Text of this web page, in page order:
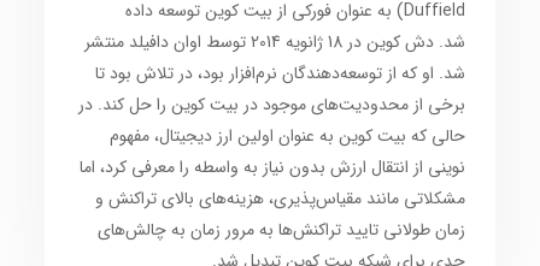
Duffield) به عنوان فورکی از بیت کوین توسعه داده
شد. دش کوین در 18 ژانویه 2014 توسط اوان دافیلد منتشر
شد. او که از توسعه‌دهندگان نرم‌افزار بود، در تلاش بود تا
برخی از محدودیت‌های موجود در بیت کوین را حل کند. در
حالی که بیت کوین به عنوان اولین ارز دیجیتال، مفهوم
نوینی از انتقال ارزش بدون نیاز به واسطه را معرفی کرد، اما
مشکلاتی مانند مقیاس‌پذیری، هزینه‌های بالای تراکنش و
زمان طولانی تایید تراکنش‌ها به مرور زمان به چالش‌های